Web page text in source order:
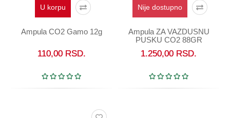
U korpu
Ampula CO2 Gamo 12g
110,00 RSD.
Nije dostupno
Ampula ZA VAZDUSNU
PUSKU CO2 88GR
1.250,00 RSD.